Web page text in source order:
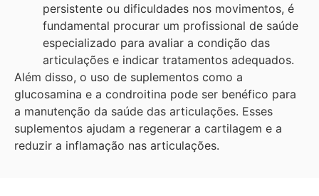
persistente ou dificuldades nos movimentos, é
fundamental procurar um profissional de saúde
especializado para avaliar a condição das
articulações e indicar tratamentos adequados.
Além disso, o uso de suplementos como a
glucosamina e a condroitina pode ser benéfico para
a manutenção da saúde das articulações. Esses
suplementos ajudam a regenerar a cartilagem e a
reduzir a inflamação nas articulações.